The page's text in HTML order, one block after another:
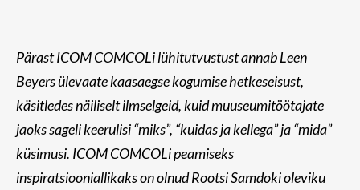
Pärast ICOM COMCOLi lühitutvustust annab Leen
Beyers ülevaate kaasaegse kogumise hetkeseisust,
käsitledes näiliselt ilmselgeid, kuid muuseumitöötajate
jaoks sageli keerulisi “miks”, “kuidas ja kellega” ja “mida”
küsimusi. ICOM COMCOLi peamiseks
inspiratsiooniallikaks on olnud Rootsi Samdoki oleviku